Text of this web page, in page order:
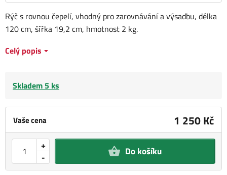
Vaše cena 1 250 Kč
-
+ Do košíku
Rýč s rovnou čepelí, vhodný pro zarovnávání a výsadbu, délka
120 cm, šířka 19,2 cm, hmotnost 2 kg.
Celý popis
Skladem 5 ks